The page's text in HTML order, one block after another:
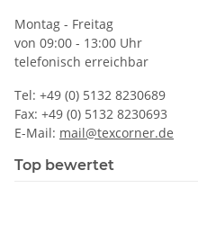
Montag - Freitag
von 09:00 - 13:00 Uhr
telefonisch erreichbar
Tel: +49 (0) 5132 8230689
Fax: +49 (0) 5132 8230693
E-Mail: mail@texcorner.de
Top bewertet